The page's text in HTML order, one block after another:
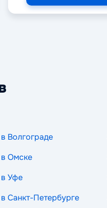
Волгограде
Омске
Уфе
Санкт-Петербурге